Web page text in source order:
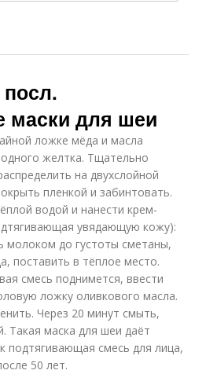
маски для шеи
ложке мёда и масла
желтка. Тщательно
на двухслойной
пленкой и забинтовать.
водой и нанести крем-
увядающую кожу):
молоком до густоты сметаны,
поставить в тёплое место.
смесь поднимется, ввести
ложку оливкового масла.
Через 20 минут смыть,
Такая маска для шеи даёт
подтягивающая смесь для лица,
50 лет.